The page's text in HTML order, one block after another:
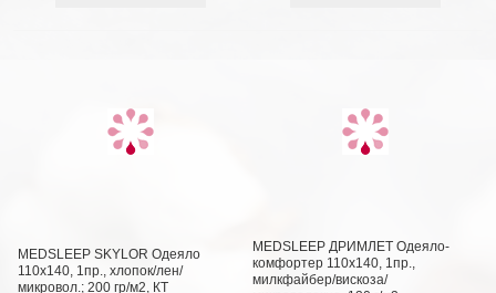
MEDSLEEP SKYLOR Одеяло
110х140, 1пр., хлопок/лен/
микровол.; 200 гр/м2, КТ
MEDSLEEP ДРИМЛЕТ Одеяло-
комфортер 110х140, 1пр.,
милкфайбер/вискоза/